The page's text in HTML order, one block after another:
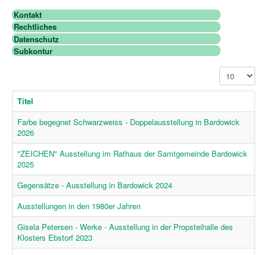
Kontakt
Rechtliches
Datenschutz
Subkontur
Anzeige #
Titel
Farbe begegnet Schwarzweiss - Doppelausstellung in Bardowick
2026
"ZEICHEN" Ausstellung im Rathaus der Samtgemeinde Bardowick
2025
Gegensätze - Ausstellung in Bardowick 2024
Ausstellungen in den 1980er Jahren
Gisela Petersen - Werke - Ausstellung in der Propsteihalle des
Klosters Ebstorf 2023